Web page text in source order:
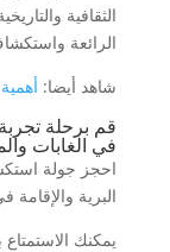
الثقافية
الرائعة
شاهد أيضا:
قم برحلة
في الغابات
احجز جولة
البرية والإقامة
يمكنك